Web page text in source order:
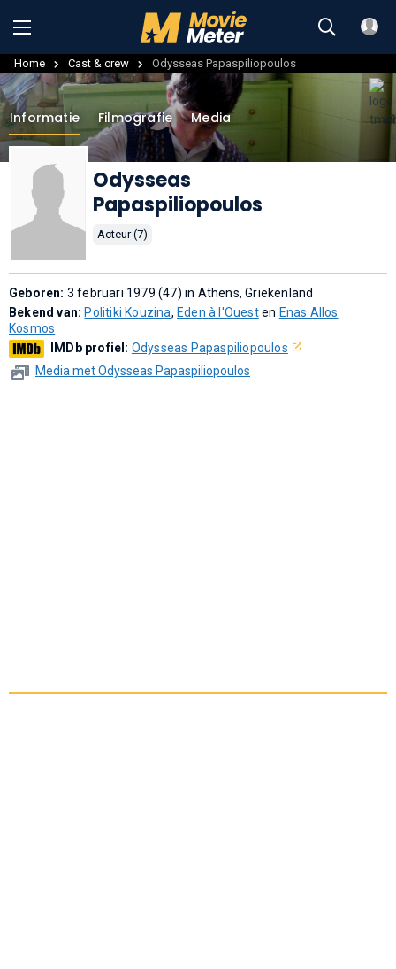
Home Cast & crew Odysseas Papaspiliopoulos
Informatie Filmografie Media
Odysseas
Papaspiliopoulos
Acteur (7)
Geboren: 3 februari 1979 (47) in Athens, Griekenland
Bekend van: Politiki Kouzina, Eden à l'Ouesten Enas Allos
Kosmos
IMDb profiel: Odysseas Papaspiliopoulos
Media met Odysseas Papaspiliopoulos